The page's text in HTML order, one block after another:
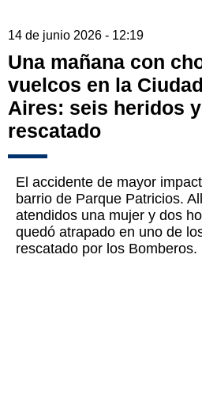
14 de junio 2026 - 12:19
Una mañana con
vuelcos en la
Aires: seis heridos
rescatado
El accidente de mayor
barrio de Parque Patricios.
atendidos una mujer y dos
quedó atrapado en uno de
rescatado por los Bomberos.